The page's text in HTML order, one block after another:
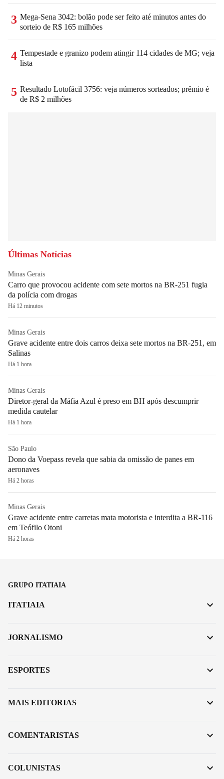
3 Mega-Sena 3042: bolão pode ser feito até minutos antes do
sorteio de R$ 165 milhões
4 Tempestade e granizo podem atingir 114 cidades de MG; veja
lista
5 Resultado Lotofácil 3756: veja números sorteados; prêmio é
de R$ 2 milhões
Últimas Notícias
Minas Gerais
Carro que provocou acidente com sete mortos na BR-251 fugia
da polícia com drogas
Há 12 minutos
Minas Gerais
Grave acidente entre dois carros deixa sete mortos na BR-251, em
Salinas
Há 1 hora
Minas Gerais
Diretor-geral da Máfia Azul é preso em BH após descumprir
medida cautelar
Há 1 hora
São Paulo
Dono da Voepass revela que sabia da omissão de panes em
aeronaves
Há 2 horas
Minas Gerais
Grave acidente entre carretas mata motorista e interdita a BR-116
em Teófilo Otoni
Há 2 horas
GRUPO ITATIAIA
ITATIAIA
JORNALISMO
ESPORTES
MAIS EDITORIAS
COMENTARISTAS
COLUNISTAS